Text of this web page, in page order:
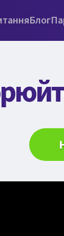
Блог